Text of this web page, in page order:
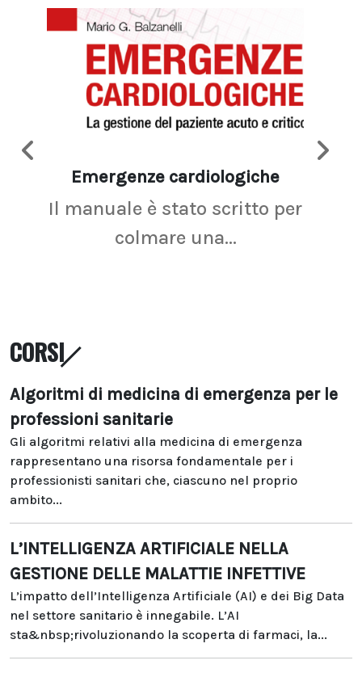
Emergenze cardiologiche
Il manuale è stato scritto per
colmare una...
CORSI
Algoritmi di medicina di emergenza per le
professioni sanitarie
Gli algoritmi relativi alla medicina di emergenza
rappresentano una risorsa fondamentale per i
professionisti sanitari che, ciascuno nel proprio
ambito...
L’INTELLIGENZA ARTIFICIALE NELLA
GESTIONE DELLE MALATTIE INFETTIVE
L’impatto dell’Intelligenza Artificiale (AI) e dei Big Data
nel settore sanitario è innegabile. L’AI
sta&nbsp;rivoluzionando la scoperta di farmaci, la...